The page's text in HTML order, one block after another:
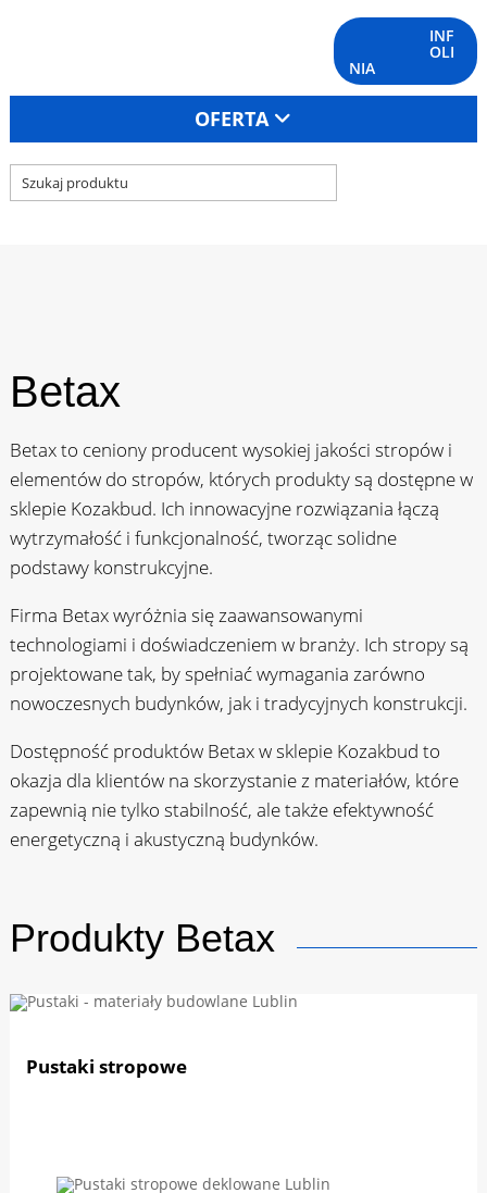
INF
OLI
NIA
OFERTA
Betax
Betax to ceniony producent wysokiej jakości stropów i
elementów do stropów, których produkty są dostępne w
sklepie Kozakbud. Ich innowacyjne rozwiązania łączą
wytrzymałość i funkcjonalność, tworząc solidne
podstawy konstrukcyjne.
Firma Betax wyróżnia się zaawansowanymi
technologiami i doświadczeniem w branży. Ich stropy są
projektowane tak, by spełniać wymagania zarówno
nowoczesnych budynków, jak i tradycyjnych konstrukcji.
Dostępność produktów Betax w sklepie Kozakbud to
okazja dla klientów na skorzystanie z materiałów, które
zapewnią nie tylko stabilność, ale także efektywność
energetyczną i akustyczną budynków.
Produkty Betax
Pustaki stropowe